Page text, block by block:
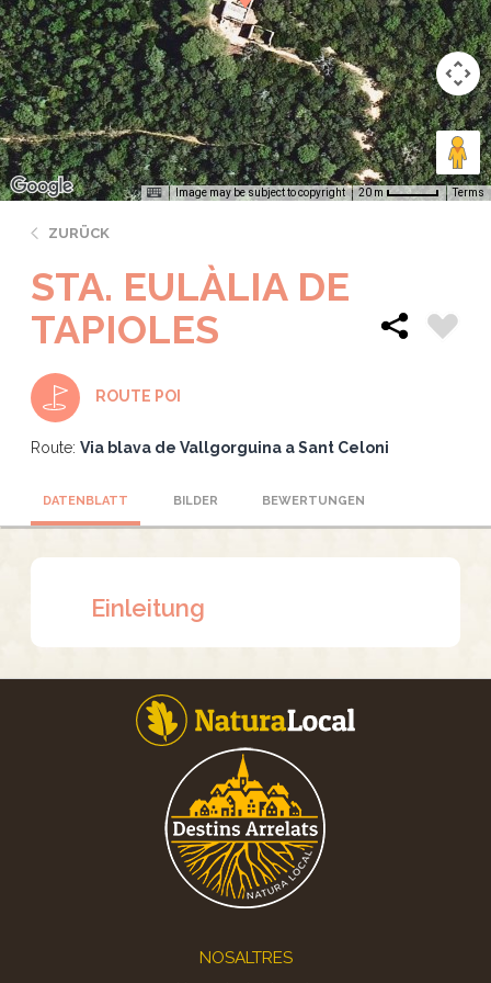
Image may be subject to copyright 20 m Terms
ZURÜCK
STA. EULÀLIA DE
TAPIOLES
ROUTE POI
Route: Via blava de Vallgorguina a Sant Celoni
DATENBLATT BILDER BEWERTUNGEN
Einleitung
NOSALTRES